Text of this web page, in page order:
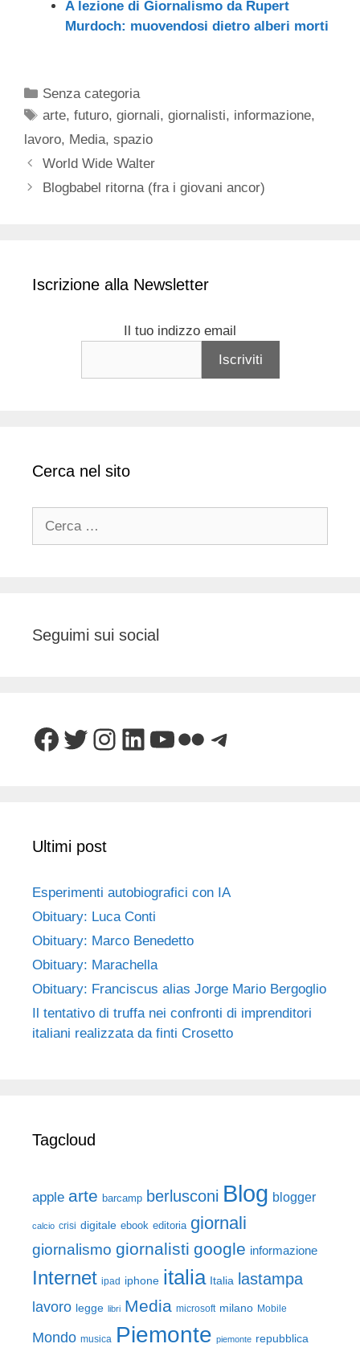
A lezione di Giornalismo da Rupert
Murdoch: muovendosi dietro alberi morti
Categorie
Senza categoria
Tag
arte,futuro,giornali,giornalisti, informazione,
lavoro, Media, spazio
World Wide Walter
Blogbabel ritorna (fra i giovani ancor)
Iscrizione alla Newsletter
Il tuo indizzo email
Cerca nel sito
Seguimi sui social
Facebook
Twitter
Instagram
LinkedIn
YouTube
FlickrTelegram
Ultimi post
Esperimenti autobiografici con IA
Obituary: Luca Conti
Obituary: Marco Benedetto
Obituary: Marachella
Obituary: Franciscus alias Jorge Mario Bergoglio
Il tentativo di truffa nei confronti di imprenditori
italiani realizzata da finti Crosetto
Tagcloud
apple arte barcamp berlusconi Blog blogger
calcio crisi digitale ebook editoria giornali
giornalismo giornalisti google informazione
Internet ipad iphone italia Italia lastampa
lavoro legge libri Media microsoft milano Mobile
Mondo musica Piemonte piemonte repubblica